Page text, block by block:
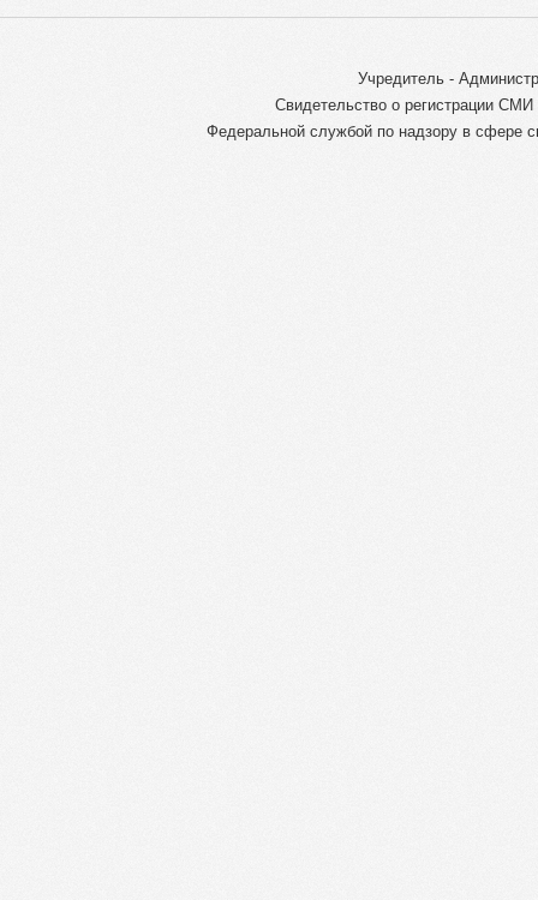
Учредитель -
Свидетельство о регистрации
Федеральной службой по надзору в сфере